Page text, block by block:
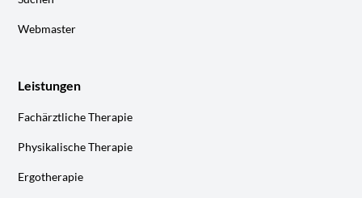
Webmaster
Leistungen
Fachärztliche Therapie
Physikalische Therapie
Ergotherapie